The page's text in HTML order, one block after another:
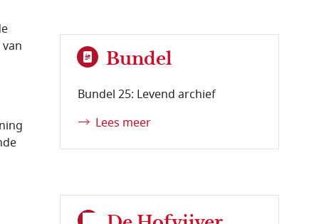
Bundel
Bundel 25: Levend archief
Lees meer